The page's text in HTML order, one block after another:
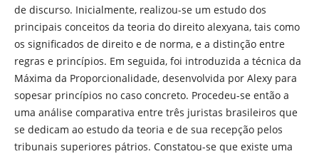
de discurso. Inicialmente, realizou-se um estudo dos
principais conceitos da teoria do direito alexyana, tais como
os significados de direito e de norma, e a distinção entre
regras e princípios. Em seguida, foi introduzida a técnica da
Máxima da Proporcionalidade, desenvolvida por Alexy para
sopesar princípios no caso concreto. Procedeu-se então a
uma análise comparativa entre três juristas brasileiros que
se dedicam ao estudo da teoria e de sua recepção pelos
tribunais superiores pátrios. Constatou-se que existe uma